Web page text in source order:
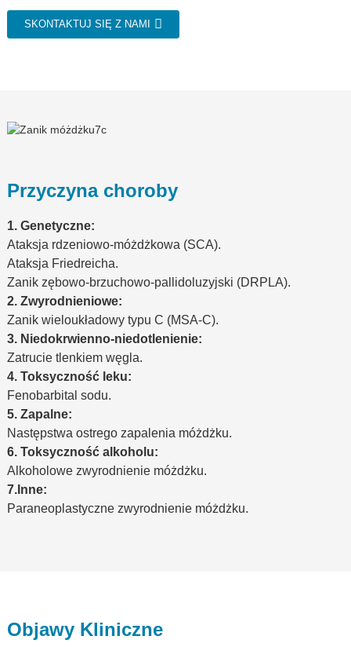
SKONTAKTUJ SIĘ Z NAMI
Przyczyna choroby
1. Genetyczne:
Ataksja rdzeniowo-móżdżkowa (SCA).
Ataksja Friedreicha.
Zanik zębowo-brzuchowo-pallidoluzyjski (DRPLA).
2. Zwyrodnieniowe:
Zanik wieloukładowy typu C (MSA-C).
3. Niedokrwienno-niedotlenienie:
Zatrucie tlenkiem węgla.
4. Toksyczność leku:
Fenobarbital sodu.
5. Zapalne:
Następstwa ostrego zapalenia móżdżku.
6. Toksyczność alkoholu:
Alkoholowe zwyrodnienie móżdżku.
7.Inne:
Paraneoplastyczne zwyrodnienie móżdżku.
Objawy Kliniczne